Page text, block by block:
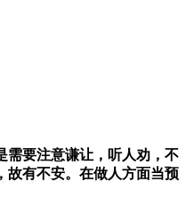
需要注意谦让，听人劝，不
故有不安。在做人方面当预